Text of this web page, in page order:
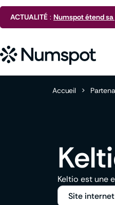
ACTUALITÉ : Numspot étend
Accueil >
Keltio est une
Site internet